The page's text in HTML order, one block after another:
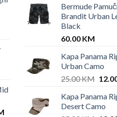
Current
was:
Bermude
Brandit Urban
Black
60.00 KM
Kapa Panama
Urban Camo
25.00KM
was:
25.00
Kapa Panama
Desert Camo